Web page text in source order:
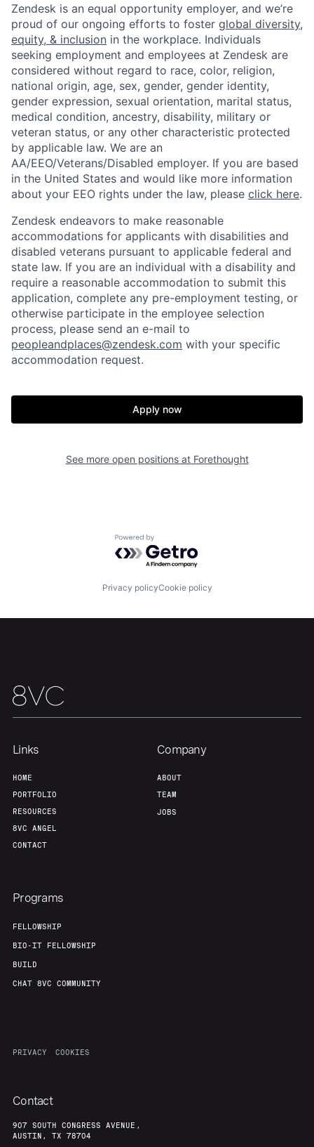
Home Resources
Portfolio Fellowship
Jobs
Contact
Zendesk is an equal opportunity employer, and we’re
proud of our ongoing efforts to foster global diversity,
equity, & inclusion in the workplace. Individuals
seeking employment and employees at Zendesk are
considered without regard to race, color, religion,
national origin, age, sex, gender, gender identity,
gender expression, sexual orientation, marital status,
medical condition, ancestry, disability, military or
veteran status, or any other characteristic protected
by applicable law. We are an
AA/EEO/Veterans/Disabled employer. If you are based
in the United States and would like more information
about your EEO rights under the law, please click here.
Zendesk endeavors to make reasonable
accommodations for applicants with disabilities and
disabled veterans pursuant to applicable federal and
state law. If you are an individual with a disability and
require a reasonable accommodation to submit this
application, complete any pre-employment testing, or
otherwise participate in the employee selection
process, please send an e-mail to
peopleandplaces@zendesk.com with your specific
accommodation request.
Apply now
See more open positions at Forethought
Powered by Getro.com
Privacy policyCookie policy
Links
HOME
PORTFOLIO
RESOURCES
8VC ANGEL
CONTACT
Company
ABOUT
TEAM
JOBS
Programs
FELLOWSHIP
BIO-IT FELLOWSHIP
BUILD
CHAT 8VC COMMUNITY
PRIVACY COOKIES
Contact
907 SOUTH CONGRESS AVENUE,
AUSTIN, TX 78704